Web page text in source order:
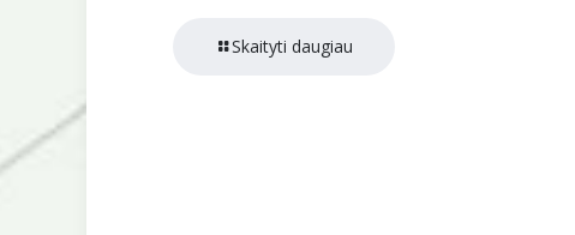
Skaityti daugiau